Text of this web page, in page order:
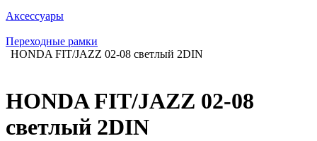
Аксессуары
Переходные рамки
HONDA FIT/JAZZ 02-08 светлый 2DIN
HONDA FIT/JAZZ 02-08
светлый 2DIN